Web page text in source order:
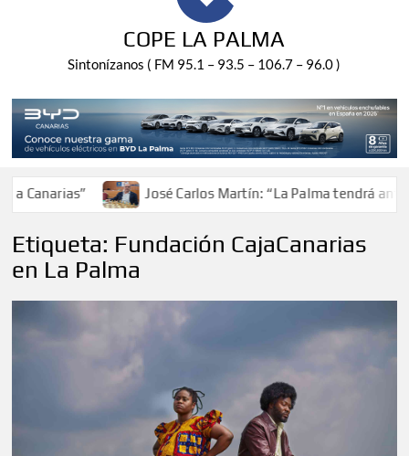
COPE LA PALMA
Sintonízanos ( FM 95.1 – 93.5 – 106.7 – 96.0 )
José Carlos Martín: “La Palma tendrá antes
Etiqueta: Fundación CajaCanarias
en La Palma